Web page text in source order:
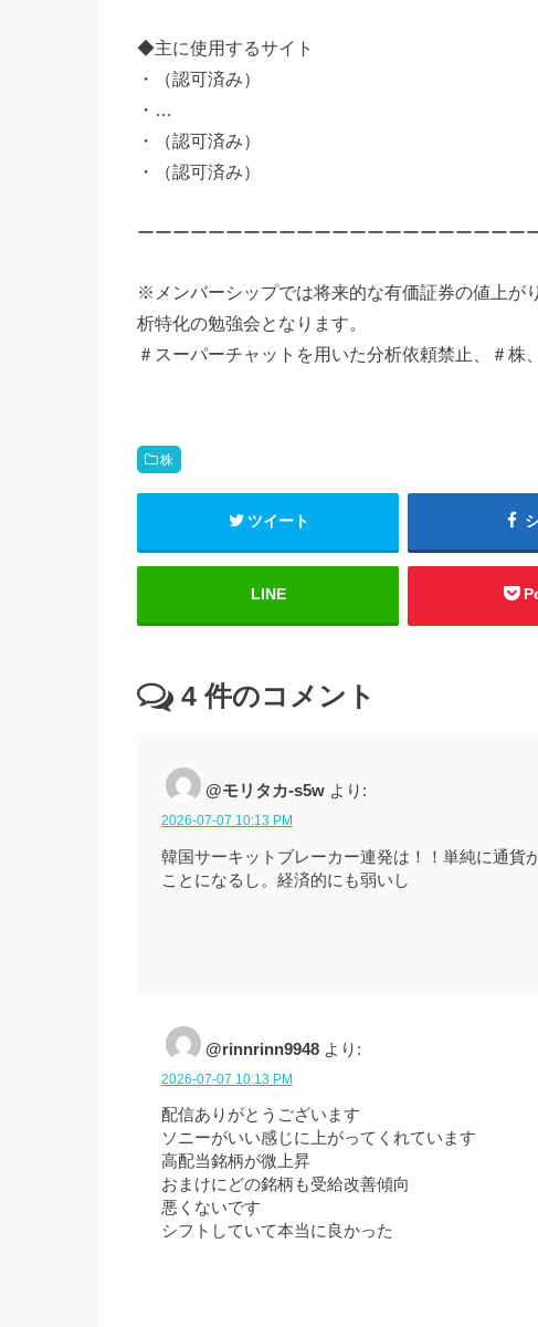
◆主に使用するサイト
・（認可済み）​
・…​
・（認可済み）​
・（認可済み）​
ーーーーーーーーーーーーーーーーーーーーーー
※メンバーシップでは将来的な有価証券の値上が
析特化の勉強会となります。
＃スーパーチャットを用いた分析依頼禁止、＃株
株
ツイート
LINE
4 件のコメント
@モリタカ-s5w より:
2026-07-07 10:13 PM
韓国サーキットブレーカー連発は！！単純に通貨
ことになるし。経済的にも弱いし
@rinnrinn9948 より:
2026-07-07 10:13 PM
配信ありがとうございます
ソニーがいい感じに上がってくれています
高配当銘柄が微上昇
おまけにどの銘柄も受給改善傾向
悪くないです
シフトしていて本当に良かった